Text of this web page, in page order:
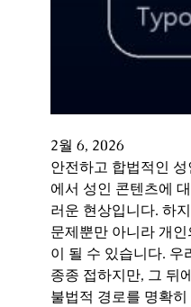
2월 6, 2026
안전하고 합법적인
에서 성인 콘텐츠에
러운 현상입니다. 하
문제뿐만 아니라 개
이 될 수 있습니다. 우
종종 접하지만, 그 뒤
불법적 경로를 명확